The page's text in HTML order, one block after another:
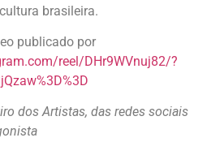
brasileira.
publicado por
reel/DHr9WVnuj82/?
dos Artistas, das redes sociais